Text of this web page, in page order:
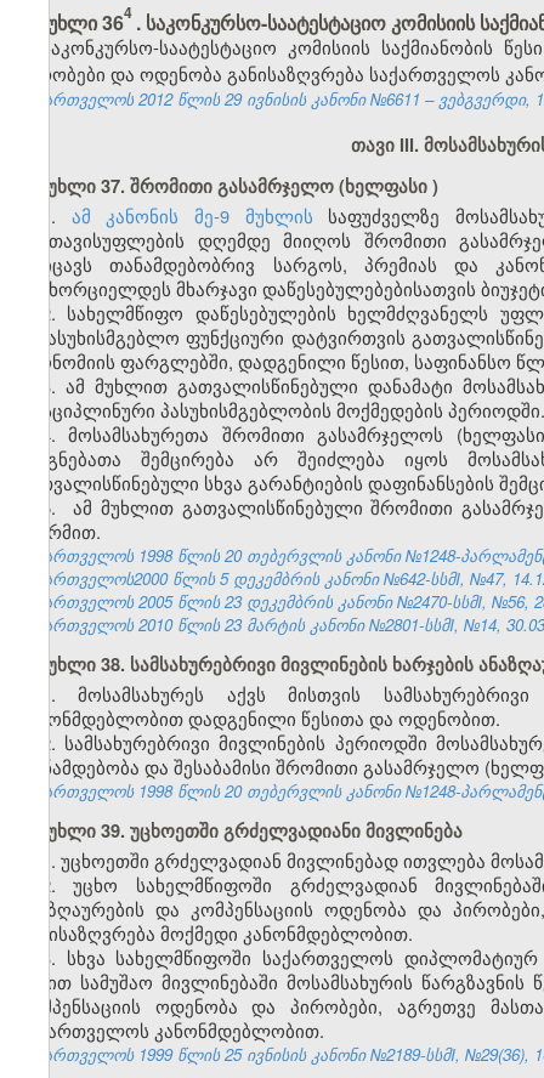
მუხლი 364 . საკონკურსო-საატესტაციო კომისიის
საკონკურსო-საატესტაციო კომისიის საქმიანობის
პირობები და ოდენობა განისაზღვრება საქართველოს
საქართველოს 2012 წლის 29 ივნისის კანონი №6611 – ვებგვერდი,
თავი III.
მუხლი37. შრომითიგასამრჯელო(ხელფასი)
1. ამ კანონის მე-9 მუხლის საფუძველზე
განთავისუფლების დღემდე მიიღოს შრომითი
მოიცავს თანამდებობრივ სარგოს, პრემიას და
განხორციელდეს მხარჯავი დაწესებულებებისათვის
2. სახელმწიფო დაწესებულების ხელმძღვანელს
საპასუხისმგებლო ფუნქციური დატვირთვის
ეკონომიის ფარგლებში, დადგენილი წესით, საფინანსო
3. ამ მუხლით გათვალისწინებული დანამატი
დისციპლინური პასუხისმგებლობის მოქმედების პერიოდში.
4. მოსამსახურეთა შრომითი გასამრჯელოს
ასიგნებათა შემცირება არ შეიძლება იყოს
გათვალისწინებული სხვა გარანტიების დაფინანსების
5. ამ მუხლით გათვალისწინებული შრომითი
ფორმით.
საქართველოს 1998 წლის 20 თებერვლის კანონი №1248-
საქართველოს2000 წლის 5 დეკემბრის კანონი №642-სსმI, №47,
საქართველოს 2005 წლის 23 დეკემბრის კანონი №2470-სსმI, №56,
საქართველოს 2010 წლის 23 მარტის კანონი №2801-სსმI, №14,
მუხლი 38. სამსახურებრივი მივლინების ხარჯების
1. მოსამსახურეს აქვს მისთვის
კანონმდებლობით დადგენილი წესითა და ოდენობით.
2. სამსახურებრივი მივლინების პერიოდში
თანამდებობა და შესაბამისი შრომითი გასამრჯელო
საქართველოს 1998 წლის 20 თებერვლის კანონი №1248-
მუხლი 39. უცხოეთში გრძელვადიანი მივლინება
1. უცხოეთში გრძელვადიან მივლინებად ითვლება
2. უცხო სახელმწიფოში გრძელვადიან
ანაზღაურების და კომპენსაციის ოდენობა და
განისაზღვრება მოქმედი კანონმდებლობით.
3. სხვა სახელმწიფოში საქართველოს
წესით სამუშაო მივლინებაში მოსამსახურის
კომპენსაციის ოდენობა და პირობები, აგრეთვე
საქართველოს კანონმდებლობით.
საქართველოს 1999 წლის 25 ივნისის კანონი №2189-სსმI, №29(36),